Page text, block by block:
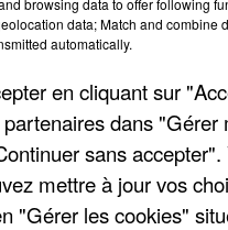
les cantines
les services de
élèves sont invités
les animateurs.
data; Match and combine
automatically.
en cliquant sur
dans
sans
mettre à jour vos
"Gérer les cookies"